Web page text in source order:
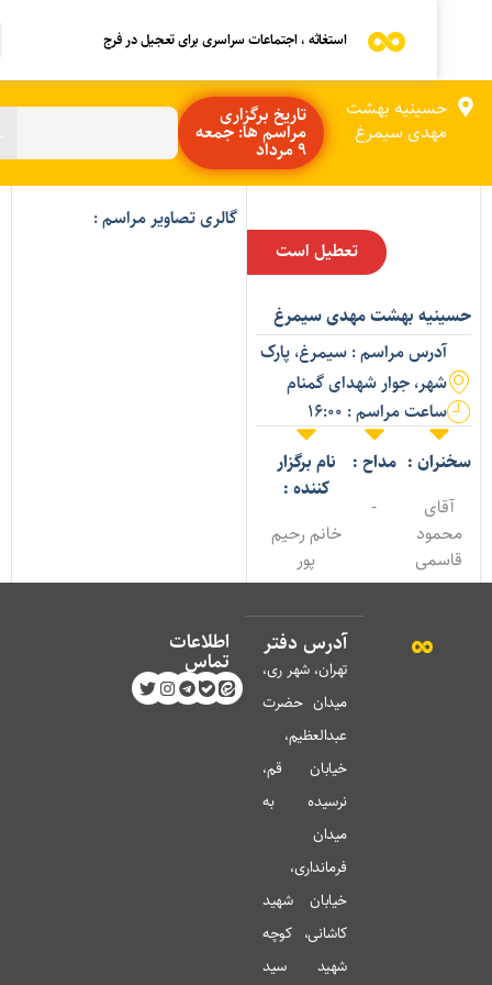
استغاثه ، اجتماعات سراسری برای تعجیل در فرج
حسینیه بهشت
مهدی سیمرغ
تاریخ برگزاری
مراسم ها: جمعه
9 مرداد
تعطیل است
بهشت مهدی سیمرغ
آدرس مراسم : سیمرغ، پارک
شهر، جوار شهدای گمنام
ساعت مراسم : 16:00
:
آقای
محمود
قاسمی
مداح : نام برگزار
کننده :
خانم رحیم
گالری تصاویر مراسم :
آدرس دفتر
تهران، شهر ری،
میدان حضرت
عبدالعظیم،
خیابان قم،
نرسیده به
میدان
فرمانداری،
خیابان شهید
کاشانی، کوچه
شهید سید
اطلاعات
تماس